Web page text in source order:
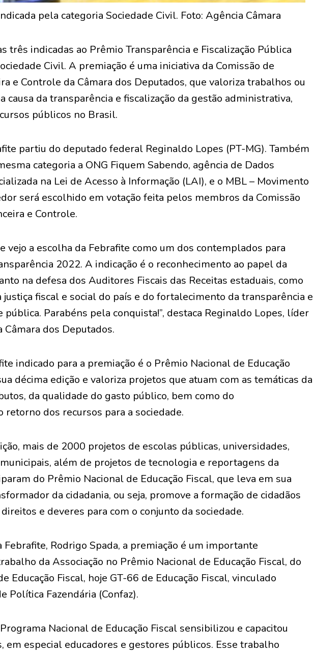
pela categoria Sociedade Civil. Foto: Agência Câmara
três indicadas ao Prêmio Transparência e Fiscalização Pública
Civil. A premiação é uma iniciativa da Comissão de
e Controle da Câmara dos Deputados, que valoriza trabalhos ou
causa da transparência e fiscalização da gestão administrativa,
públicos no Brasil.
partiu do deputado federal Reginaldo Lopes (PT-MG). Também
categoria a ONG Fiquem Sabendo, agência de Dados
na Lei de Acesso à Informação (LAI), e o MBL – Movimento
será escolhido em votação feita pelos membros da Comissão
e Controle.
vejo a escolha da Febrafite como um dos contemplados para
2022. A indicação é o reconhecimento ao papel da
na defesa dos Auditores Fiscais das Receitas estaduais, como
justiça fiscal e social do país e do fortalecimento da transparência e
Parabéns pela conquista!”, destaca Reginaldo Lopes, líder
Câmara dos Deputados.
indicado para a premiação é o Prêmio Nacional de Educação
décima edição e valoriza projetos que atuam com as temáticas da
da qualidade do gasto público, bem como do
retorno dos recursos para a sociedade.
mais de 2000 projetos de escolas públicas, universidades,
municipais, além de projetos de tecnologia e reportagens da
do Prêmio Nacional de Educação Fiscal, que leva em sua
da cidadania, ou seja, promove a formação de cidadãos
e deveres para com o conjunto da sociedade.
Febrafite, Rodrigo Spada, a premiação é um importante
da Associação no Prêmio Nacional de Educação Fiscal, do
Educação Fiscal, hoje GT-66 de Educação Fiscal, vinculado
Política Fazendária (Confaz).
Nacional de Educação Fiscal sensibilizou e capacitou
em especial educadores e gestores públicos. Esse trabalho